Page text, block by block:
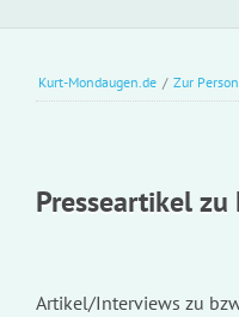
Kurt-Mondaugen.de / Zur Person
Presseartikel
Artikel/Interviews zu